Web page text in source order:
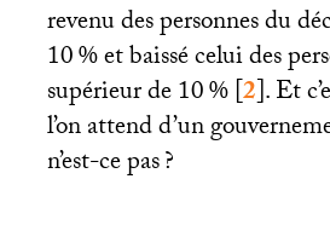
revenu des personnes du
10% et baissé celui des
supérieur de 10%[2]. Et
l’on attend d’un
n’est-ce pas?